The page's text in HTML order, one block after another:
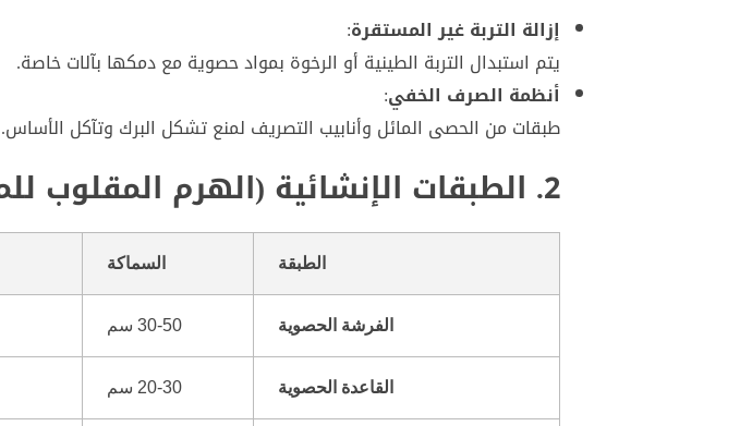
إزالة التربة غير المستقرة:
يتم استبدال التربة الطينية أو الرخوة بمواد حصوية مع دمكها بآلات خاصة.
أنظمة الصرف الخفي:
طبقات من الحصى المائل وأنابيب التصريف لمنع تشكل البرك وتآكل الأساس.
2. الطبقات الإنشائية (الهرم المقلوب للمتانة)
الطبقة السماكة
الفرشة الحصوية 30-50 سم
القاعدة الحصوية 20-30 سم